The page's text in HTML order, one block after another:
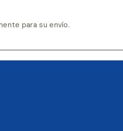
para su envío.